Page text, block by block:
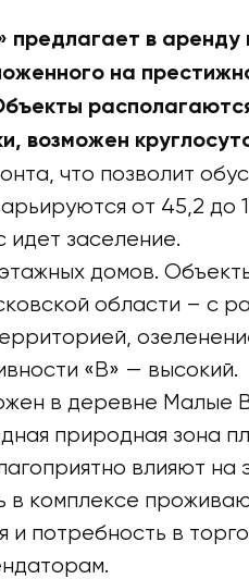
в аренду
на
возможен
что позволит
от 45,2 до
идет заселение.
домов.
области – с
«В» — высокий.
в деревне Малые
природная зона
влияют
в комплексе
потребность в